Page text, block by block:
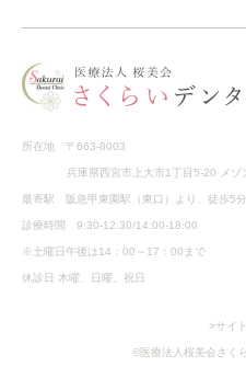
所在地 〒663-8003
兵庫県西宮市上大市1丁目5-20 メゾ
最寄駅 阪急甲東園駅（東口）より、徒歩5分
診療時間 9:30-12:30/14:00-18:00
※土曜日午後は14：00～17：00まで
休診日 木曜、日曜、祝日
>サイ
©医療法人桜美会さく